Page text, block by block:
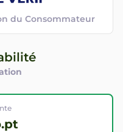
du Consommateur